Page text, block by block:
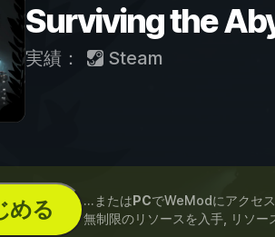
Surviving the
実績： Steam
める ...またはPCでWeModにアクセ
無制限のリソースを入手, リソ